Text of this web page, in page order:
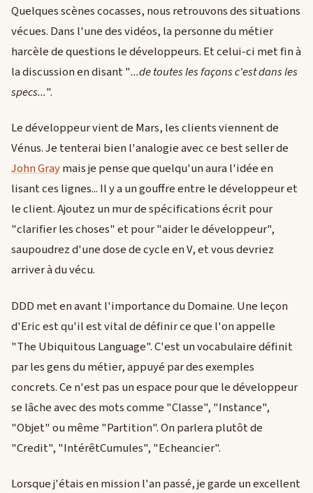
Quelques scènes cocasses, nous retrouvons des situations
vécues. Dans l'une des vidéos, la personne du métier
harcèle de questions le développeurs. Et celui-ci met fin à
la discussion en disant "...de toutes les façons c'est dans les
specs...".
Le développeur vient de Mars, les clients viennent de
Vénus. Je tenterai bien l'analogie avec ce best seller de
John Graymais je pense que quelqu'un aura l'idée en
lisant ces lignes... Il y a un gouffre entre le développeur et
le client. Ajoutez un mur de spécifications écrit pour
"clarifier les choses" et pour "aider le développeur",
saupoudrez d'une dose de cycle en V, et vous devriez
arriver à du vécu.
DDD met en avant l'importance du Domaine. Une leçon
d'Eric est qu'il est vital de définir ce que l'on appelle
"The Ubiquitous Language". C'est un vocabulaire définit
par les gens du métier, appuyé par des exemples
concrets. Ce n'est pas un espace pour que le développeur
se lâche avec des mots comme "Classe", "Instance",
"Objet" ou même "Partition". On parlera plutôt de
"Credit", "IntérêtCumules", "Echeancier".
Lorsque j'étais en mission l'an passé, je garde un excellent